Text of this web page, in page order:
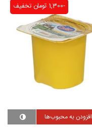
تخفیف -1,300 تومان
افزودن به محبوب‌ها